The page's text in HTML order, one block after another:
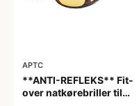
APTC
**ANTI-REFLEKS** Fit-
over natkørebriller til